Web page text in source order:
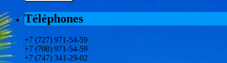
Téléphones
+7 (727) 971-54-59
+7 (708) 971-54-59
+7 (747) 341-29-02